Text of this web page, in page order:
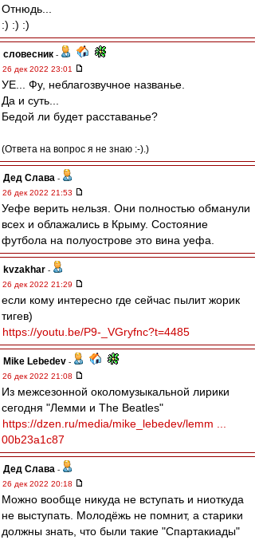
Отнюдь...
:) :) :)
словесник -
26 дек 2022 23:01
УЕ... Фу, неблагозвучное названье.
Да и суть...
Бедой ли будет расставанье?
(Ответа на вопрос я не знаю :-).)
Дед Слава -
26 дек 2022 21:53
Уефе верить нельзя. Они полностью обманули
всех и облажались в Крыму. Состояние
футбола на полуострове это вина уефа.
kvzakhar -
26 дек 2022 21:29
если кому интересно где сейчас пылит жорик
тигев)
https://youtu.be/P9-_VGryfnc?t=4485
Mike Lebedev -
26 дек 2022 21:08
Из межсезонной околомузыкальной лирики
сегодня "Лемми и The Beatles"
https://dzen.ru/media/mike_lebedev/lemm ...
00b23a1c87
Дед Слава -
26 дек 2022 20:18
Можно вообще никуда не вступать и ниоткуда
не выступать. Молодёжь не помнит, а старики
должны знать, что были такие "Спартакиады"